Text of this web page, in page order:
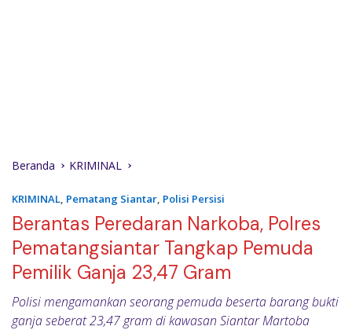
Beranda KRIMINAL
KRIMINAL, Pematang Siantar, Polisi Persisi
Berantas Peredaran Narkoba, Polres
Pematangsiantar Tangkap Pemuda
Pemilik Ganja 23,47 Gram
Polisi mengamankan seorang pemuda beserta barang bukti
ganja seberat 23,47 gram di kawasan Siantar Martoba